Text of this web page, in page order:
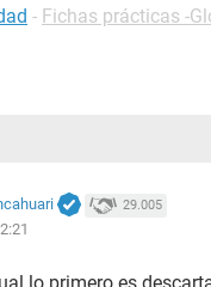
- Fichas prácticas -
29.005